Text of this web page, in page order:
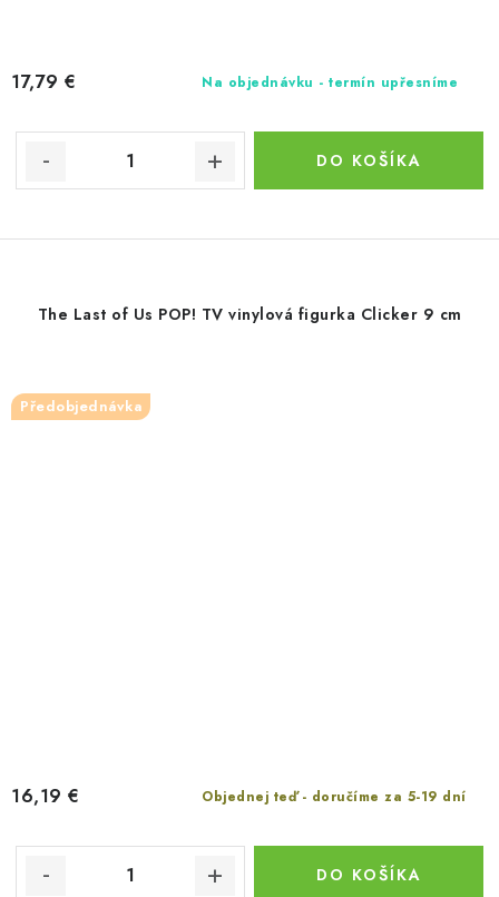
Na objednávku - termín upřesníme
17,79 €
DO KOŠÍKA
The Last of Us POP! TV vinylová figurka Clicker 9 cm
Předobjednávka
Objednej teď - doručíme za 5-19 dní
16,19 €
DO KOŠÍKA